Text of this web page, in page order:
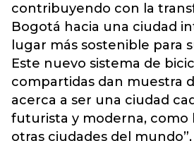
contribuyendo con la
Bogotá hacia una ciudad
lugar más sostenible para
Este nuevo sistema de
compartidas dan muestra
acerca a ser una ciudad
futurista y moderna, como
otras ciudades del